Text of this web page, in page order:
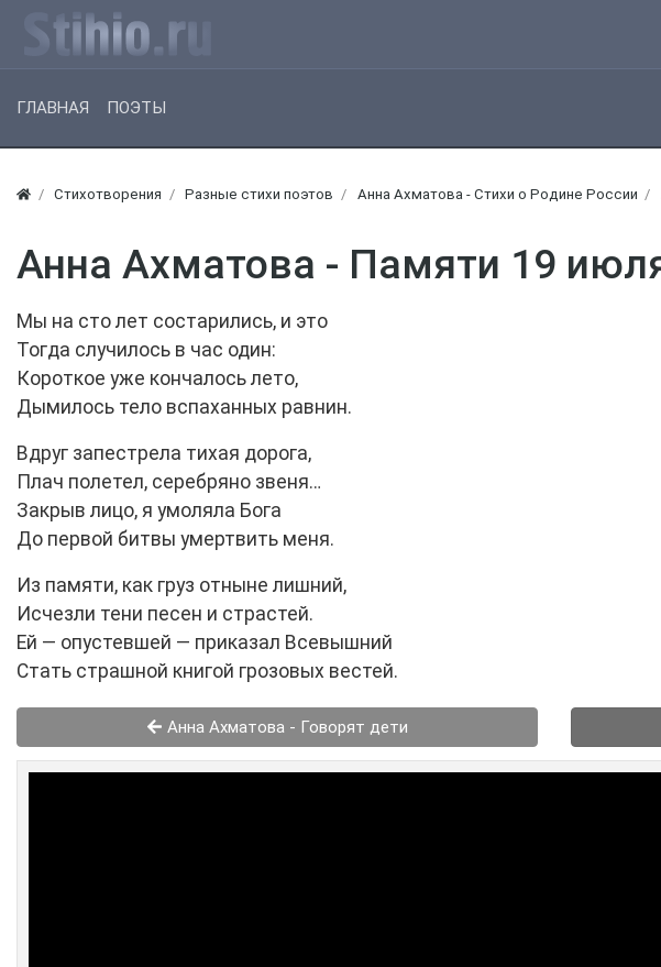
ГЛАВНАЯ ПОЭТЫ
Стихотворения Разные стихи поэтов Анна Ахматова - Стихи о Родине России
Анна Ахматова - Памяти 19
Мы на сто лет состарились, и это
Тогда случилось в час один:
Короткое уже кончалось лето,
Дымилось тело вспаханных равнин.
Вдруг запестрела тихая дорога,
Плач полетел, серебряно звеня…
Закрыв лицо, я умоляла Бога
До первой битвы умертвить меня.
Из памяти, как груз отныне лишний,
Исчезли тени песен и страстей.
Ей — опустевшей — приказал Всевышний
Стать страшной книгой грозовых вестей.
Анна Ахматова - Говорят дети